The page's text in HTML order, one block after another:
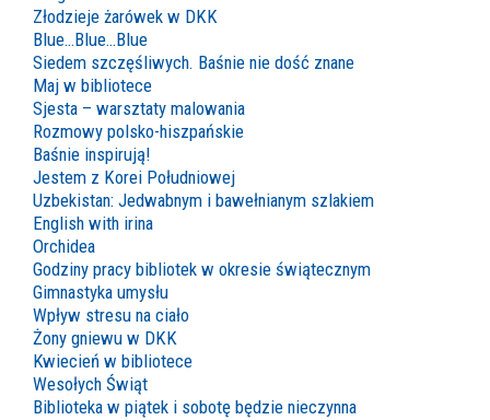
Złodzieje żarówek w DKK
Blue…Blue…Blue
Siedem szczęśliwych. Baśnie nie dość znane
Maj w bibliotece
Sjesta – warsztaty malowania
Rozmowy polsko-hiszpańskie
Baśnie inspirują!
Jestem z Korei Południowej
Uzbekistan: Jedwabnym i bawełnianym szlakiem
English with irina
Orchidea
Godziny pracy bibliotek w okresie świątecznym
Gimnastyka umysłu
Wpływ stresu na ciało
Żony gniewu w DKK
Kwiecień w bibliotece
Wesołych Świąt
Biblioteka w piątek i sobotę będzie nieczynna